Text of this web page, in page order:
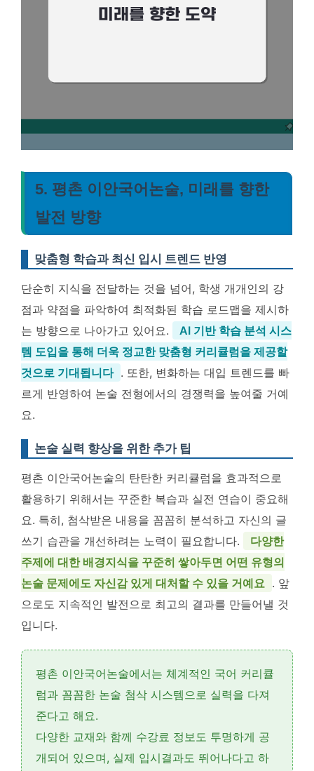
5. 평촌 이안국어논술, 미래를 향한
발전 방향
맞춤형 학습과 최신 입시 트렌드 반영
단순히 지식을 전달하는 것을 넘어, 학생 개개인의 강
점과 약점을 파악하여 최적화된 학습 로드맵을 제시하
는 방향으로 나아가고 있어요.
AI 기반 학습 분석 시스
템 도입을 통해 더욱 정교한 맞춤형 커리큘럼을 제공할
것으로 기대됩니다 . 또한, 변화하는 대입 트렌드를 빠
르게 반영하여 논술 전형에서의 경쟁력을 높여줄 거예
요.
논술 실력 향상을 위한 추가 팁
평촌 이안국어논술의 탄탄한 커리큘럼을 효과적으로
활용하기 위해서는 꾸준한 복습과 실전 연습이 중요해
요. 특히, 첨삭받은 내용을 꼼꼼히 분석하고 자신의 글
쓰기 습관을 개선하려는 노력이 필요합니다.
다양한
주제에 대한 배경지식을 꾸준히 쌓아두면 어떤 유형의
논술 문제에도 자신감 있게 대처할 수 있을 거예요 . 앞
으로도 지속적인 발전으로 최고의 결과를 만들어낼 것
입니다.
평촌 이안국어논술에서는 체계적인 국어 커리큘
럼과 꼼꼼한 논술 첨삭 시스템으로 실력을 다져
준다고 해요.
다양한 교재와 함께 수강료 정보도 투명하게 공
개되어 있으며, 실제 입시결과도 뛰어나다고 하